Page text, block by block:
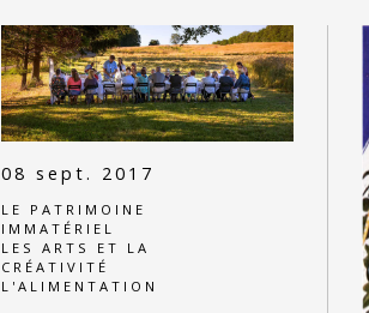
08 sept. 2017
LE PATRIMOINE
IMMATÉRIEL
LES ARTS ET LA
CRÉATIVITÉ
L'ALIMENTATION